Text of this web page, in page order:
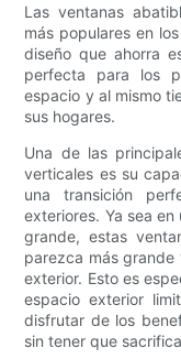
Las ventanas
más populares en
diseño que ahorra
perfecta para los
espacio y al mismo
sus hogares.
Una de las
verticales es su
una transición
exteriores. Ya sea en
grande, estas
parezca más
exterior. Esto es
espacio exterior
disfrutar de los
sin tener que